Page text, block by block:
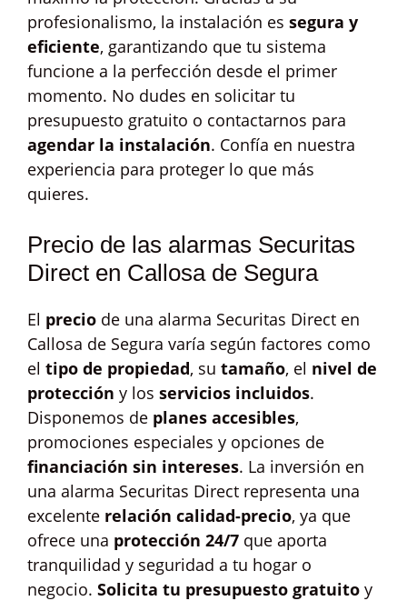
profesionalismo, la instalación es segura y
eficiente, garantizando que tu sistema
funcione a la perfección desde el primer
momento. No dudes en solicitar tu
presupuesto gratuito o contactarnos para
agendar la instalación. Confía en nuestra
experiencia para proteger lo que más
quieres.
Precio de las alarmas Securitas
Direct en Callosa de Segura
El precio de una alarma Securitas Direct en
Callosa de Segura varía según factores como
el tipo de propiedad, su tamaño, el nivel de
protección y los servicios incluidos.
Disponemos de planes accesibles,
promociones especiales y opciones de
financiación sin intereses. La inversión en
una alarma Securitas Direct representa una
excelente relación calidad-precio, ya que
ofrece una protección 24/7 que aporta
tranquilidad y seguridad a tu hogar o
negocio. Solicita tu presupuesto gratuito y